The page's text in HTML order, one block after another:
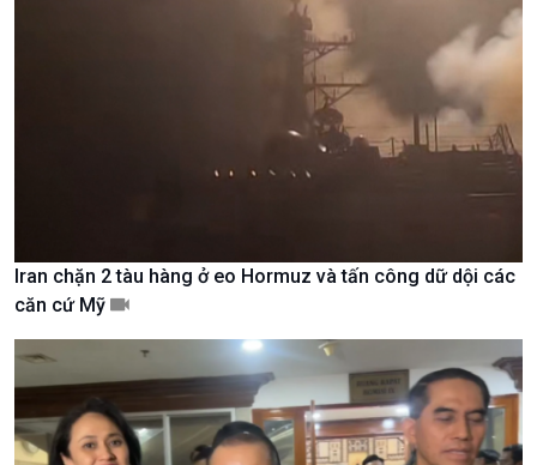
Thời sự
Thời sự 6h
Thời sự 12h
Thời sự 18h
Thời sự 21h30
Bản tin
Iran chặn 2 tàu hàng ở eo Hormuz và tấn công dữ dội các
căn cứ Mỹ